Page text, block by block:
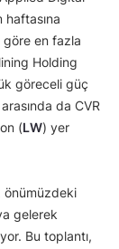
göre en fazla
Holding
göreceli güç
da CVR
(LW) yer
önümüzdeki
gelerek
Bu toplantı,